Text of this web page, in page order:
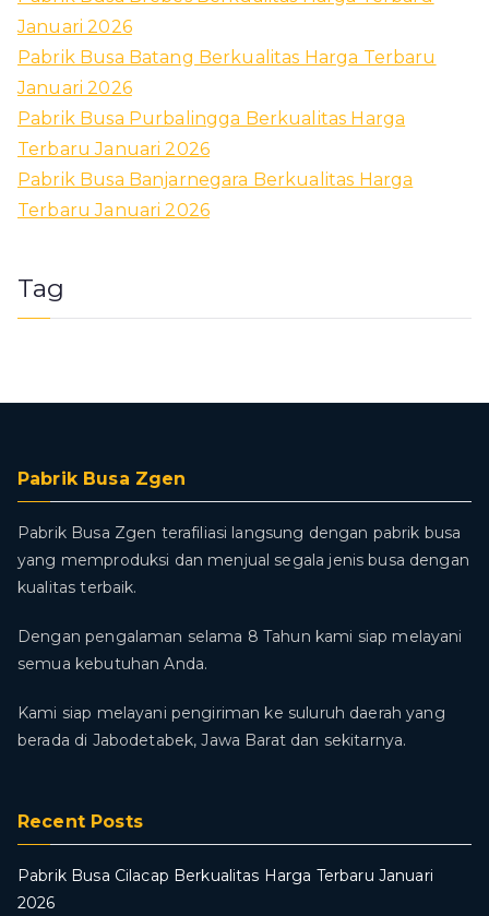
Januari 2026
Pabrik Busa Batang Berkualitas Harga Terbaru
Januari 2026
Pabrik Busa Purbalingga Berkualitas Harga
Terbaru Januari 2026
Pabrik Busa Banjarnegara Berkualitas Harga
Terbaru Januari 2026
Tag
Pabrik Busa Zgen
Pabrik Busa Zgen terafiliasi langsung dengan pabrik busa
yang memproduksi dan menjual segala jenis busa dengan
kualitas terbaik.
Dengan pengalaman selama 8 Tahun kami siap melayani
semua kebutuhan Anda.
Kami siap melayani pengiriman ke suluruh daerah yang
berada di Jabodetabek, Jawa Barat dan sekitarnya.
Recent Posts
Pabrik Busa Cilacap Berkualitas Harga Terbaru Januari
2026